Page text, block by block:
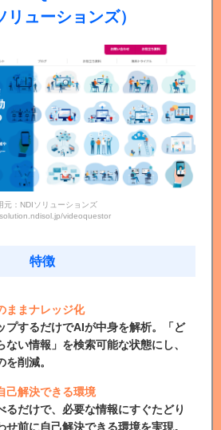
リューションズ）
元：NDIソリューションズ
videoquestor
特徴
ままナレッジ化
プするだけでAIが中身を解析。「ど
ない情報」を検索可能な状態にし、
削減。
己解決できる環境
るだけで、必要な情報にすぐたどり
せ前に自己解決できる環境を実現。